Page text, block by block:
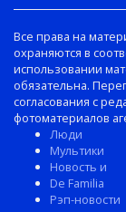
Все права на
охраняются в
использовании
обязательна.
согласования с
фотоматериалов
Люди
Мультики
Новость и
De Familia
Рэп-новости